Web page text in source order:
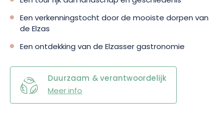
Een verkenningstocht door de mooiste dorpen van
de Elzas
Een ontdekking van de Elzasser gastronomie
Duurzaam & verantwoordelijk
Meer info